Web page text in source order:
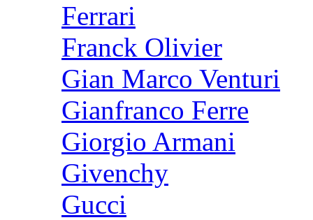
Ferrari
Franck Olivier
Gian Marco Venturi
Gianfranco Ferre
Giorgio Armani
Givenchy
Gucci